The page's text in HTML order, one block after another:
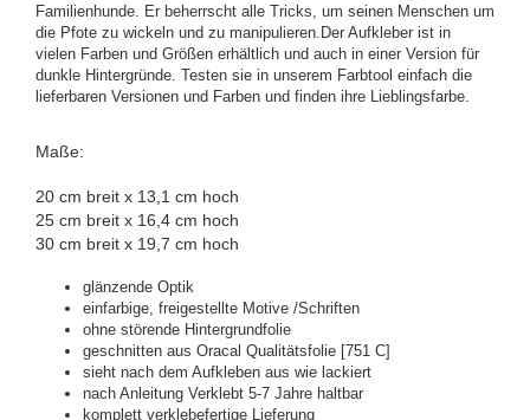
Familienhunde. Er beherrscht alle Tricks, um seinen Menschen um
die Pfote zu wickeln und zu manipulieren.Der Aufkleber ist in
vielen Farben und Größen erhältlich und auch in einer Version für
dunkle Hintergründe. Testen sie in unserem Farbtool einfach die
lieferbaren Versionen und Farben und finden ihre Lieblingsfarbe.
Maße:
20 cm breit x 13,1 cm hoch
25 cm breit x 16,4 cm hoch
30 cm breit x 19,7 cm hoch
glänzende Optik
einfarbige, freigestellte Motive /Schriften
ohne störende Hintergrundfolie
geschnitten aus Oracal Qualitätsfolie [751 C]
sieht nach dem Aufkleben aus wie lackiert
nach Anleitung Verklebt 5-7 Jahre haltbar
komplett verklebefertige Lieferung